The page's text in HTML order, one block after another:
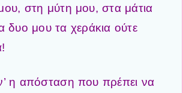
στη μύτη μου, στα μάτια
δυο μου τα χεράκια ούτε
η απόσταση που πρέπει να